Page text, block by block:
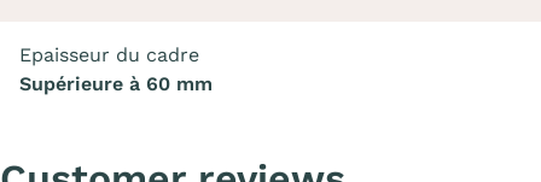
Epaisseur du cadre
Supérieure à 60 mm